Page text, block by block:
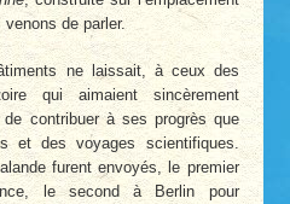
de parler.
ne laissait, à ceux des
qui aimaient sincèrement
de contribuer à ses progrès que
et des voyages scientifiques.
furent envoyés, le premier
le second à Berlin pour